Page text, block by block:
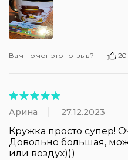
Вам помог этот отзыв? 20
Арина 27.12.2023
Кружка просто супер!
Довольно большая,
или воздух)))